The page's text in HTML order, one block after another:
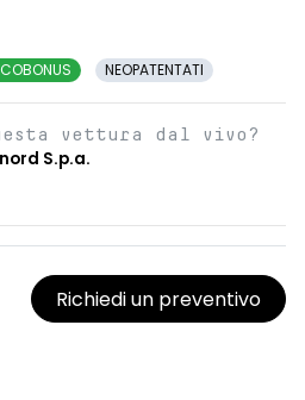
NEOPATENTATI
vettura dal vivo?
S.p.a.
Richiedi un preventivo